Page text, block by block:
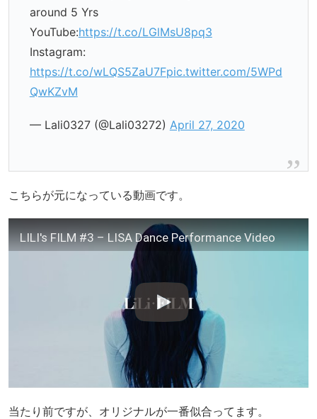
around 5 Yrs
YouTube:https://t.co/LGlMsU8pq3
Instagram:
https://t.co/wLQS5ZaU7Fpic.twitter.com/5WPd
QwKZvM
— Lali0327 (@Lali03272) April 27, 2020
こちらが元になっている動画です。
LILI's FILM #3 – LISA Dance Performance Video
当たり前ですが、オリジナルが一番似合ってます。